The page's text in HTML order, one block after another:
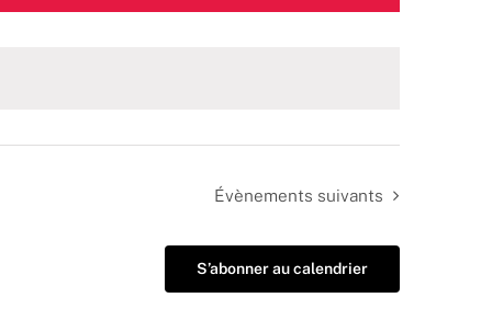
Évènements suivants
S’abonner au calendrier